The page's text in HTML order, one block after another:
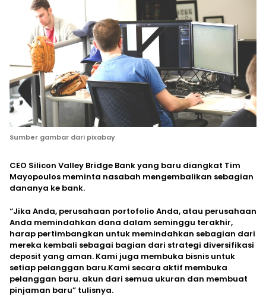
Sumber gambar dari pixabay
CEO Silicon Valley Bridge Bank yang baru diangkat Tim
Mayopoulos meminta nasabah mengembalikan sebagian
dananya ke bank.
“Jika Anda, perusahaan portofolio Anda, atau perusahaan
Anda memindahkan dana dalam seminggu terakhir,
harap pertimbangkan untuk memindahkan sebagian dari
mereka kembali sebagai bagian dari strategi diversifikasi
deposit yang aman. Kami juga membuka bisnis untuk
setiap pelanggan baru.Kami secara aktif membuka
pelanggan baru. akun dari semua ukuran dan membuat
pinjaman baru” tulisnya.